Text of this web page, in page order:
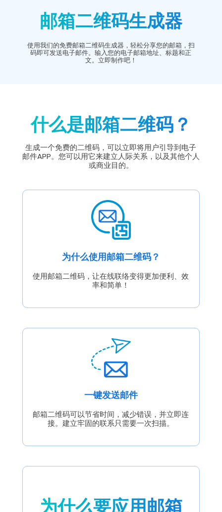
邮箱二维码生成器
使用我们的免费邮箱二维码生成器，轻松分享您的邮箱，扫
码即可发送电子邮件。输入您的电子邮箱地址、标题和正
文。立即制作吧！
什么是邮箱二维码？
生成一个免费的二维码，可以立即将用户引导到电子
邮件APP。您可以用它来建立人际关系，以及其他个人
或商业目的。
为什么使用邮箱二维码？
使用邮箱二维码，让在线联络变得更加便利、效
率和简单！
一键发送邮件
邮箱二维码可以节省时间，减少错误，并立即连
接。建立牢固的联系只需要一次扫描。
为什么要应用邮箱